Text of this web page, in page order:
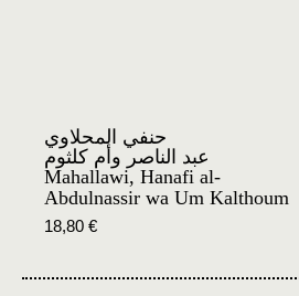
حنفي المحلاوي
عبد الناصر وأم كلثوم
Mahallawi, Hanafi al-
Abdulnassir wa Um Kalthoum
18,80 €